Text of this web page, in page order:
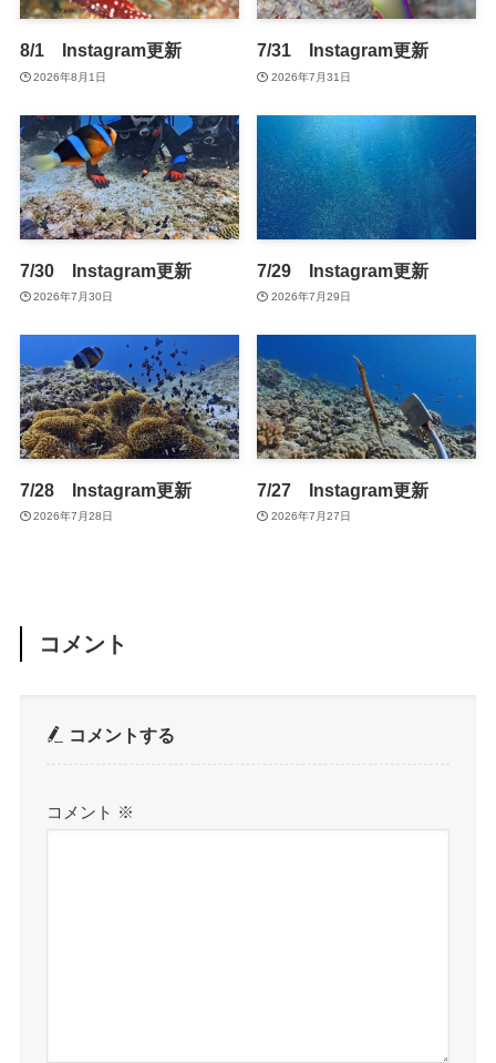
8/1 Instagram更新
2026年8月1日
7/31 Instagram更新
2026年7月31日
7/30 Instagram更新
2026年7月30日
7/29 Instagram更新
2026年7月29日
7/28 Instagram更新
2026年7月28日
7/27 Instagram更新
2026年7月27日
コメント
コメントする
コメント ※